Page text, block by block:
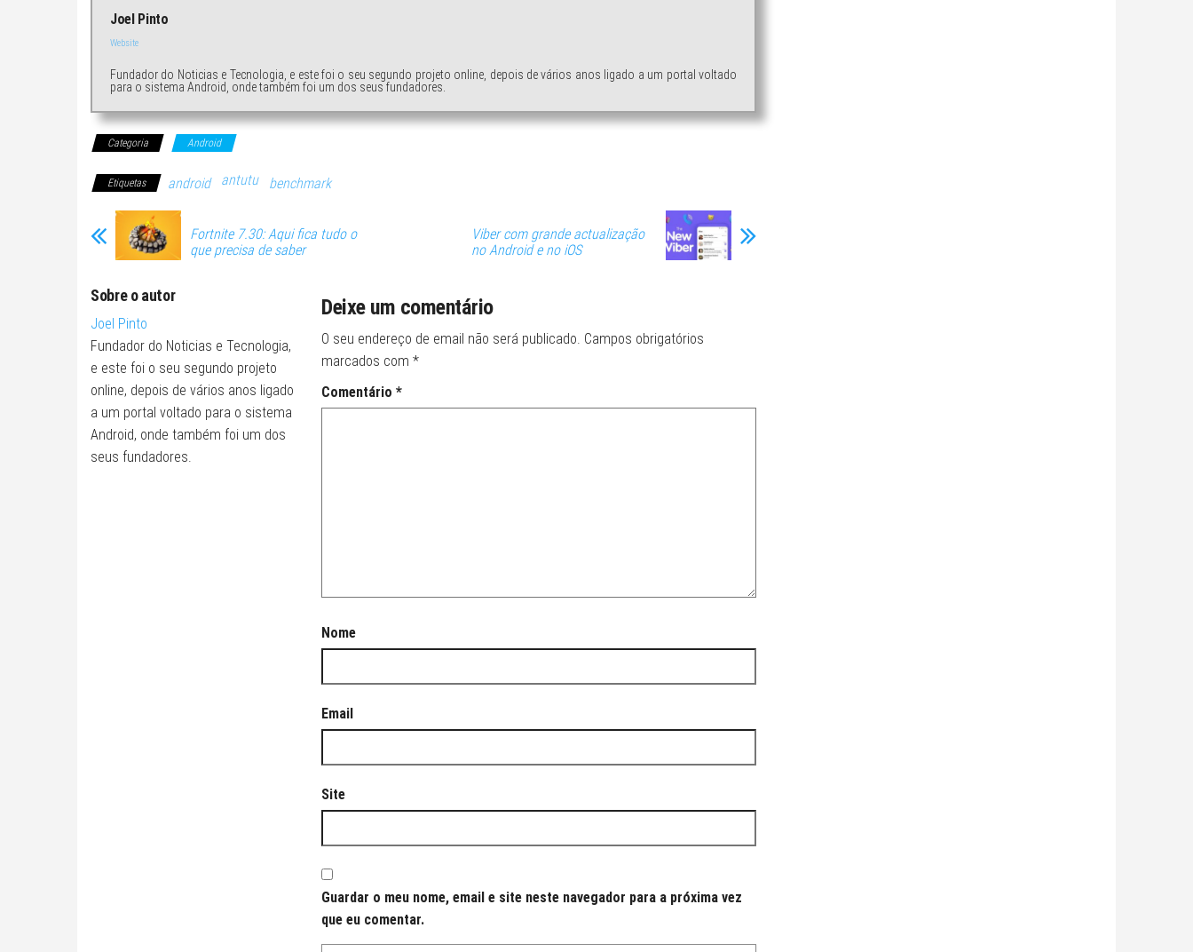
Joel Pinto
Website
Fundador do Noticias e Tecnologia, e este foi o seu segundo projeto online, depois de vários anos ligado a um portal voltado
para o sistema Android, onde também foi um dos seus fundadores.
Categoria Android
Etiquetas android antutu benchmark
Fortnite 7.30: Aqui fica tudo o
que precisa de saber
Viber com grande actualização
no Android e no iOS
Sobre o autor
Joel Pinto
Fundador do Noticias e Tecnologia,
e este foi o seu segundo projeto
online, depois de vários anos ligado
a um portal voltado para o sistema
Android, onde também foi um dos
seus fundadores.
Deixe um comentário
O seu endereço de email não será publicado. Campos obrigatórios
marcados com *
Comentário *
Nome
Email
Site
Guardar o meu nome, email e site neste navegador para a próxima vez
que eu comentar.